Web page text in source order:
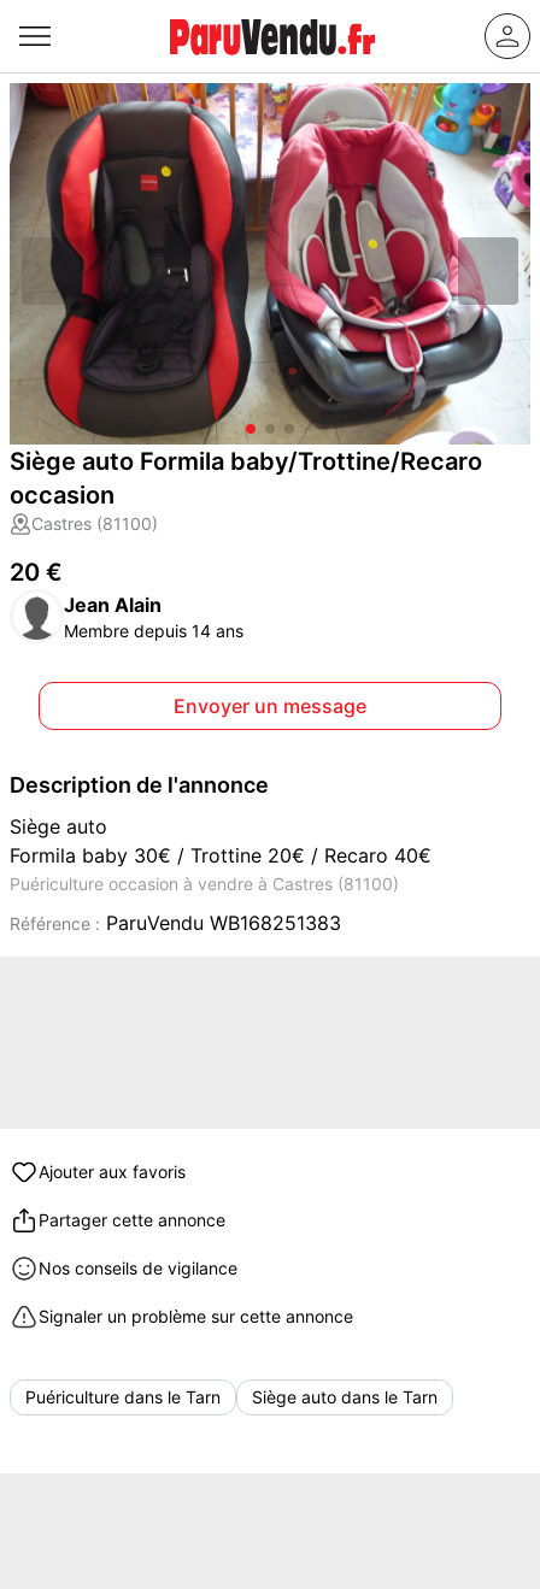
Siège auto Formila baby/Trottine/Recaro
occasion
Castres (81100)
20 €
Jean Alain
Membre depuis 14 ans
Envoyer un message
Description de l'annonce
Siège auto
Formila baby 30€ / Trottine 20€ / Recaro 40€
Puériculture occasion à vendre à Castres (81100)
Référence : ParuVendu WB168251383
Ajouter aux favoris
Partager cette annonce
Nos conseils de vigilance
Signaler un problème sur cette annonce
Puériculture dans le Tarn Siège auto dans le Tarn